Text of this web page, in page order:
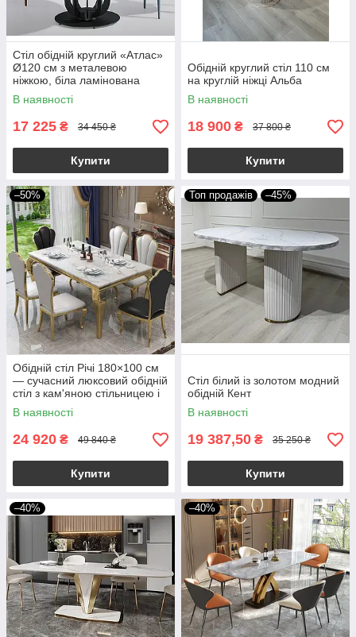
Стіл обідній круглий «Атлас»
Ø120 см з металевою
ніжкою, біла ламінована
стільниця МДФ, італійський
сучасний стиль
В наявності
17 225 ₴ 34 450 ₴
Купити
Обідній круглий стіл 110 см
на круглій ніжці Альба
В наявності
18 900 ₴ 37 800 ₴
Купити
–50%
Обідній стіл Річі 180×100 см
— сучасний люксовий обідній
стіл з кам'яною стільницею і
золотим металевим каркасом
В наявності
24 920 ₴ 49 840 ₴
Купити
Топ продажів –45%
Стіл білий із золотом модний
обідній Кент
В наявності
19 387,50 ₴ 35 250 ₴
Купити
–40% –40%